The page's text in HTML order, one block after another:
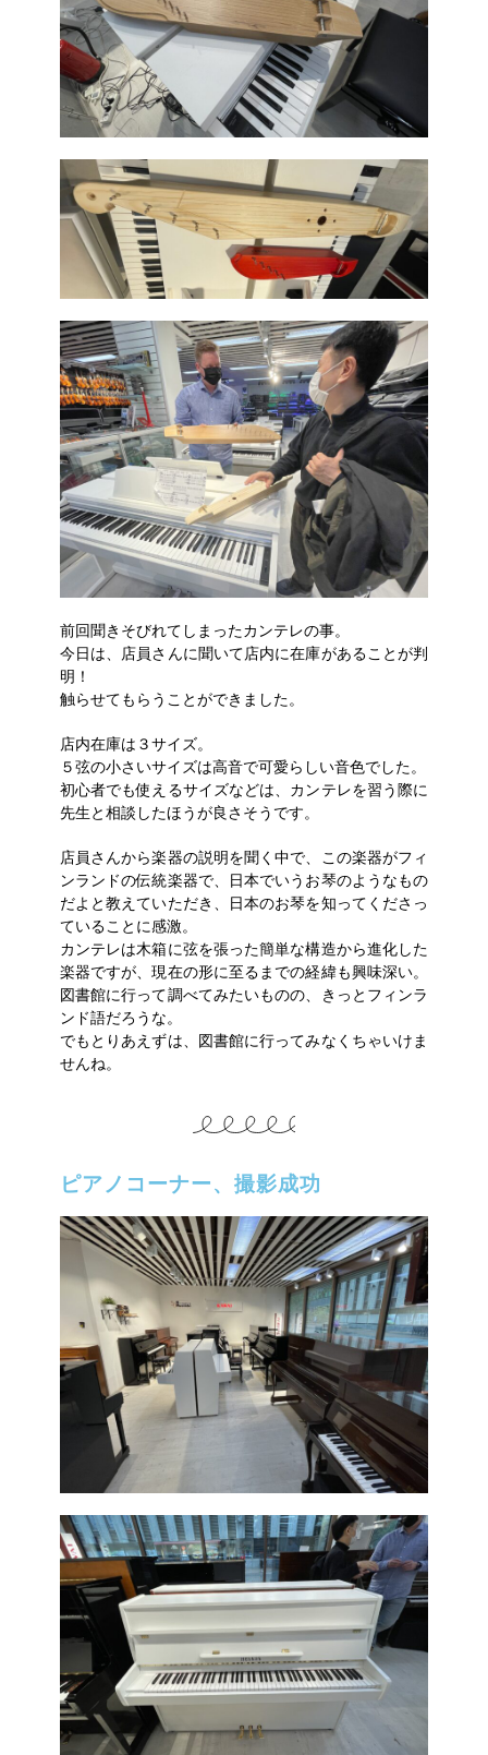
前回聞きそびれてしまったカンテレの事。
今日は、店員さんに聞いて店内に在庫があることが判
明！
触らせてもらうことができました。
店内在庫は３サイズ。
５弦の小さいサイズは高音で可愛らしい音色でした。
初心者でも使えるサイズなどは、カンテレを習う際に
先生と相談したほうが良さそうです。
店員さんから楽器の説明を聞く中で、この楽器がフィ
ンランドの伝統楽器で、日本でいうお琴のようなもの
だよと教えていただき、日本のお琴を知ってくださっ
ていることに感激。
カンテレは木箱に弦を張った簡単な構造から進化した
楽器ですが、現在の形に至るまでの経緯も興味深い。
図書館に行って調べてみたいものの、きっとフィンラ
ンド語だろうな。
でもとりあえずは、図書館に行ってみなくちゃいけま
せんね。
ピアノコーナー、撮影成功